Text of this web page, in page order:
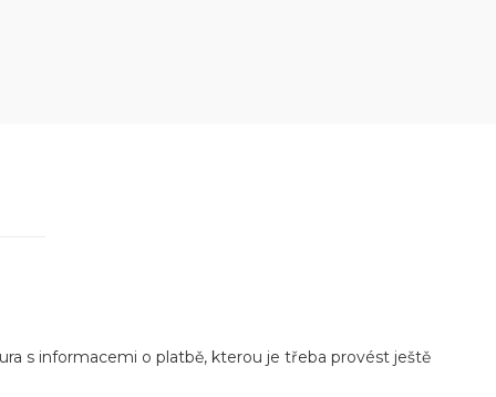
s informacemi o platbě, kterou je třeba provést ještě